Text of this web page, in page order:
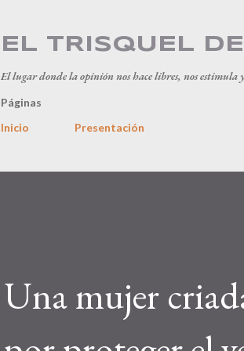
EL TRISQUEL
El lugar donde la opinión nos hace libres, nos estimula
Páginas
Inicio
Presentación
Una mujer